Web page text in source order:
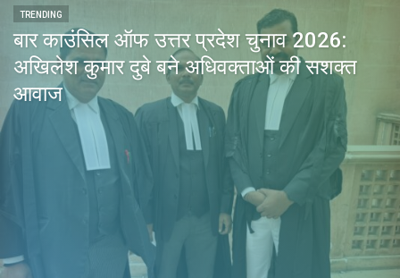
TRENDING
बार काउंसिल ऑफ उत्तर प्रदेश चुनाव 2026:
अखिलेश कुमार दुबे बने अधिवक्ताओं की सशक्त
आवाज